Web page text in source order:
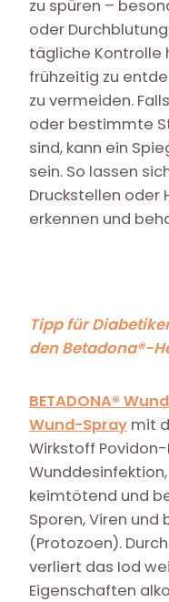
zu spüren –
oder
tägliche Kontrolle
frühzeitig zu
zu vermeiden.
oder bestimmte
sind, kann ein
sein. So lassen
Druckstellen oder
erkennen und
Tipp für
den Betadona®-
BETADONA®
Wund-Spray mit
Wirkstoff
keimtötend und
Sporen, Viren
(Protozoen).
verliert das Iod
Eigenschaften